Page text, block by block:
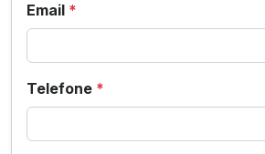
Email *
Telefone *